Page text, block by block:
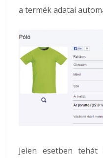
a termék adatai
Jelen esetben